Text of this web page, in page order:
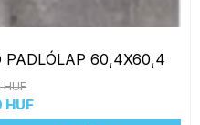
PADLÓLAP 60,4X60,4
HUF
HUF